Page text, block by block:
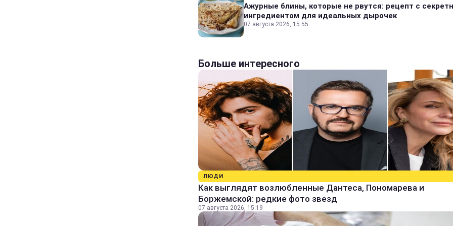
Ажурные блины, которые не рвутся: рецепт с
ингредиентом для идеальных дырочек
07 августа 2026, 15:55
Больше интересного
ЛЮДИ
Как выглядят возлюбленные Дантеса, Пономарева и
Боржемской: редкие фото звезд
07 августа 2026, 15:19